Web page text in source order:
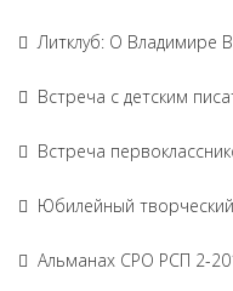
Литклуб: О Владимире
Встреча с детским
Встреча
Юбилейный
Альманах СРО РСП 2-